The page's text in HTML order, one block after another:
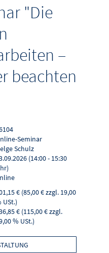
"Die
–
beachten
Seminar
Schulz
(14:00 - 15:30
€ (85,00 € zzgl. 19,00
USt.)
€ (115,00 € zzgl.
% USt.)